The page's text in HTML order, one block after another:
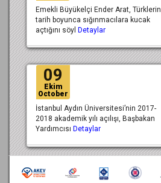
Emekli Büyükelçi Ender Arat, Türklerin
tarih boyunca sığınmacılara kucak
açtığını söyl Detaylar
09
Ekim
October
İstanbul Aydın Üniversitesi’nin 2017-
2018 akademik yılı açılışı, Başbakan
Yardımcısı Detaylar